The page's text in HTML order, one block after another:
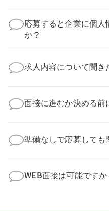
実際に医療キャリアナ
の多くは、複数応募し
います。
応募すると企業に個
か？
業様に個人情報が送ら
より詳細な求人情報を
求人内容について聞き
してお答えいたします
勤務体制や職場の雰囲
す！
面接に進むか決める前
積極的に受け入れてい
の様子を見ることで、
ださい！
準備なしで応募しても
まで、一からサポート
たばかり」「何から始
WEB面接は可能ですか
すめしていますが、企